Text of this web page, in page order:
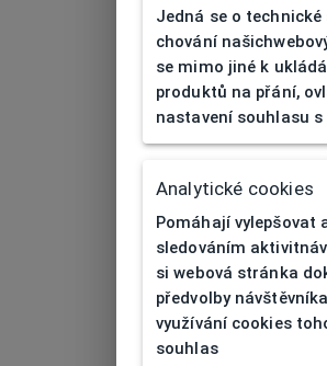
Jedná se o
chování
se mimo jiné k
produktů na přání,
nastavení souhlasu
Analytické cookies
Pomáhají vylepšovat
sledováním
si webová stránka
předvolby
využívání cookies
souhlas